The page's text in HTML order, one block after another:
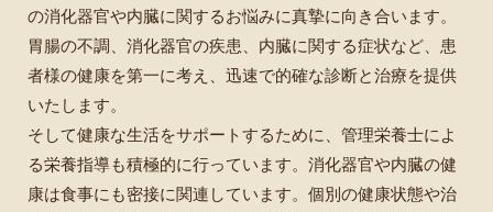
の消化器官や内臓に関するお悩みに真摯に向き合います。
胃腸の不調、消化器官の疾患、内臓に関する症状など、患
者様の健康を第一に考え、迅速で的確な診断と治療を提供
いたします。
そして健康な生活をサポートするために、管理栄養士によ
る栄養指導も積極的に行っています。消化器官や内臓の健
康は食事にも密接に関連しています。個別の健康状態や治